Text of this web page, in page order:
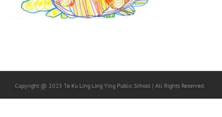
Copyright @ 2025 Ta Ku Ling Ling Ying Public School | All Rights Reserved.